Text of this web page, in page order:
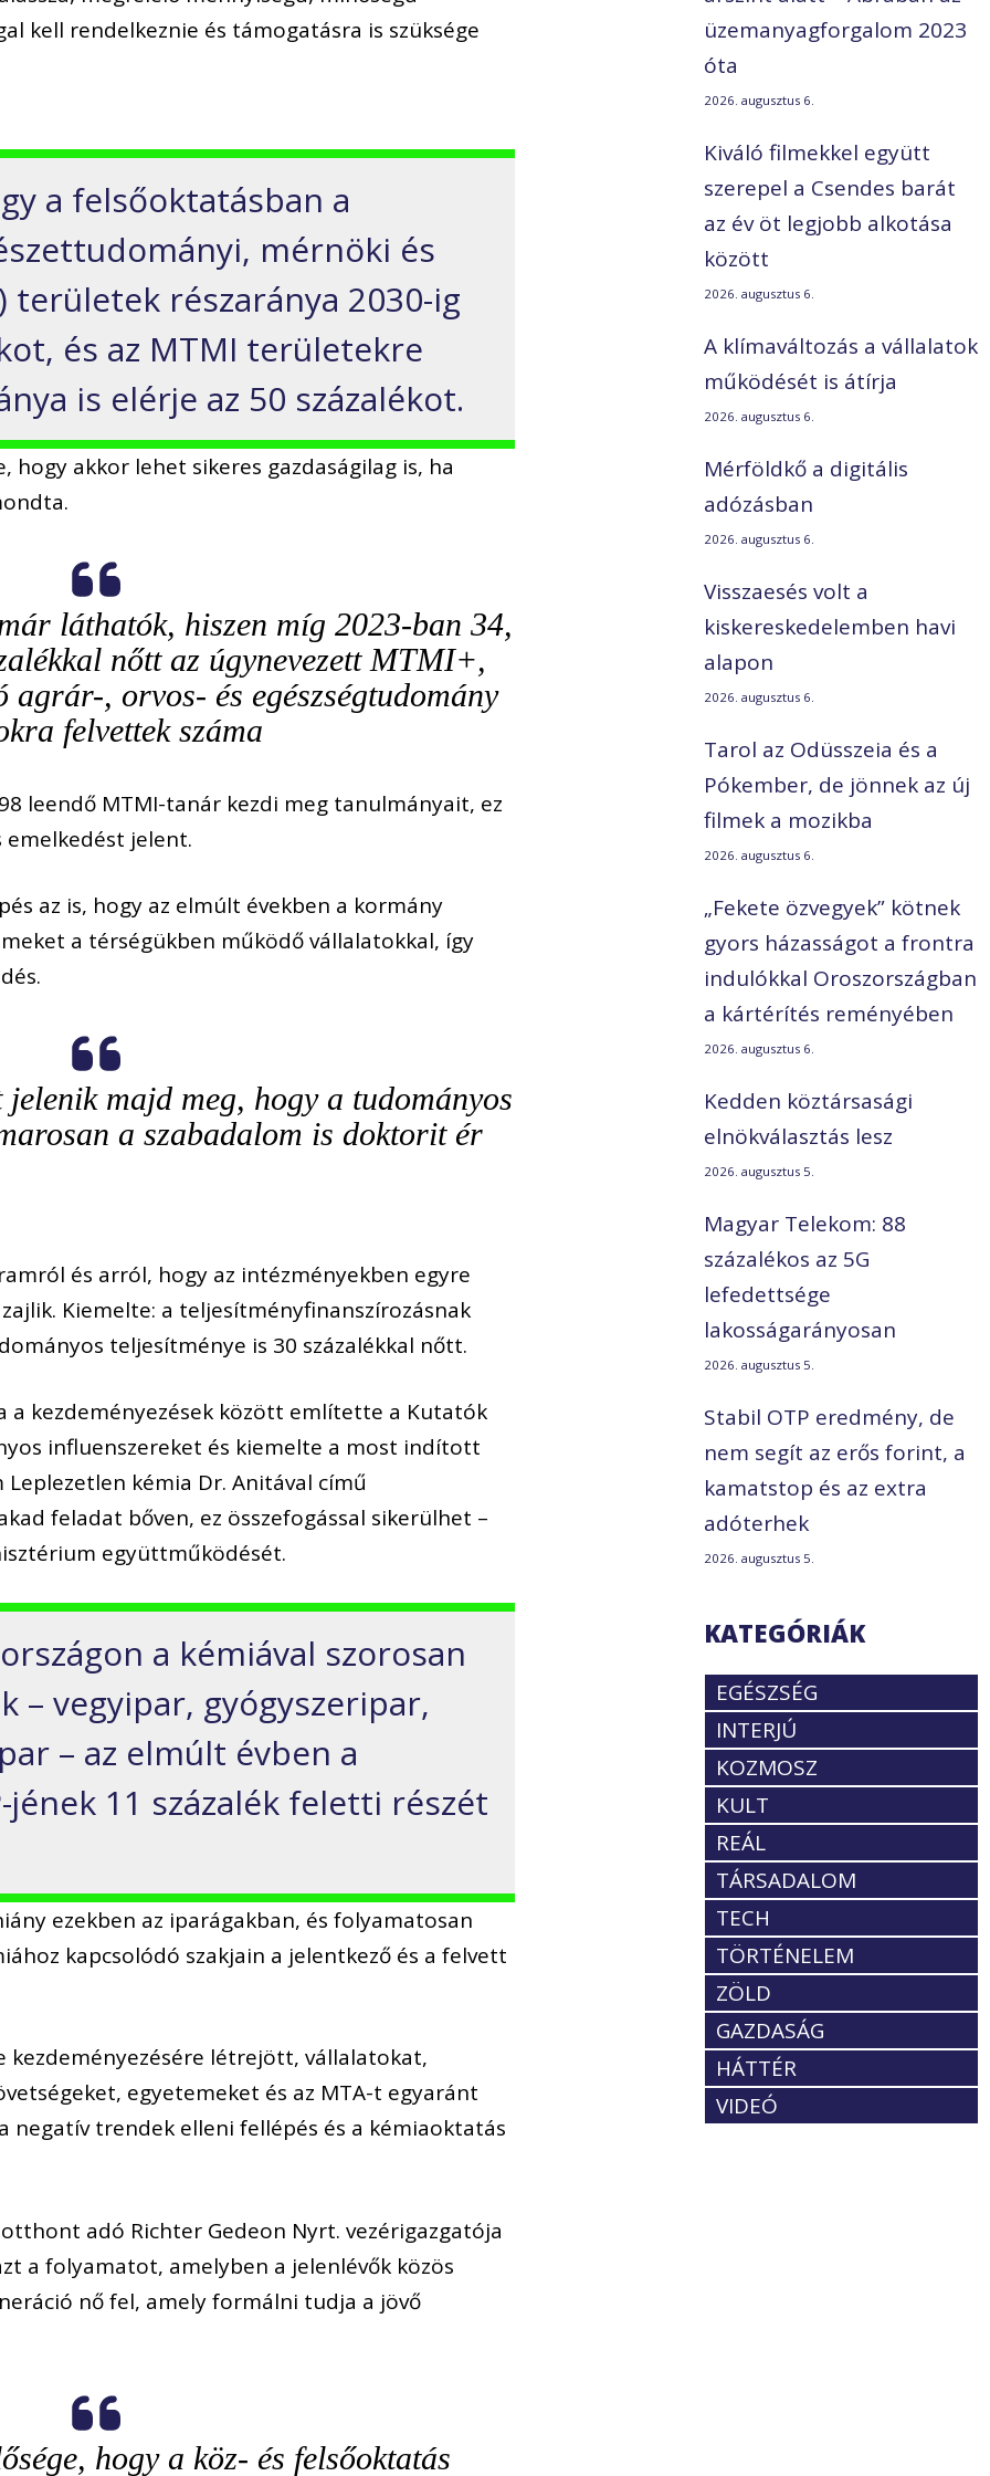
kell rendelkeznie és támogatásra is szüksége
a felsőoktatásban a
mérnöki és
részaránya 2030-ig
és az MTMI területekre
is elérje az 50 százalékot.
akkor lehet sikeres gazdaságilag is, ha
láthatók, hiszen míg 2023-ban 34,
nőtt az úgynevezett MTMI+,
agrár-, orvos- és egészségtudomány
felvettek száma
leendő MTMI-tanár kezdi meg tanulmányait, ez
emelkedést jelent.
az is, hogy az elmúlt években a kormány
a térségükben működő vállalatokkal, így
jelenik majd meg, hogy a tudományos
a szabadalom is doktorit ér
és arról, hogy az intézményekben egyre
Kiemelte: a teljesítményfinanszírozásnak
teljesítménye is 30 százalékkal nőtt.
a kezdeményezések között említette a Kutatók
influenszereket és kiemelte a most indított
kémia Dr. Anitával című
feladat bőven, ez összefogással sikerülhet –
együttműködését.
a kémiával szorosan
– vegyipar, gyógyszeripar,
– az elmúlt évben a
11 százalék feletti részét
ezekben az iparágakban, és folyamatosan
kapcsolódó szakjain a jelentkező és a felvett
kezdeményezésére létrejött, vállalatokat,
egyetemeket és az MTA-t egyaránt
negatív trendek elleni fellépés és a kémiaoktatás
adó Richter Gedeon Nyrt. vezérigazgatója
a folyamatot, amelyben a jelenlévők közös
nő fel, amely formálni tudja a jövő
hogy a köz- és felsőoktatás
üzemanyagforgalom 2023
óta
2026. augusztus 6.
Kiváló filmekkel együtt
szerepel a Csendes barát
az év öt legjobb alkotása
között
2026. augusztus 6.
A klímaváltozás a vállalatok
működését is átírja
2026. augusztus 6.
Mérföldkő a digitális
adózásban
2026. augusztus 6.
Visszaesés volt a
kiskereskedelemben havi
alapon
2026. augusztus 6.
Tarol az Odüsszeia és a
Pókember, de jönnek az új
filmek a mozikba
2026. augusztus 6.
„Fekete özvegyek” kötnek
gyors házasságot a frontra
indulókkal Oroszországban
a kártérítés reményében
2026. augusztus 6.
Kedden köztársasági
elnökválasztás lesz
2026. augusztus 5.
Magyar Telekom: 88
százalékos az 5G
lefedettsége
lakosságarányosan
2026. augusztus 5.
Stabil OTP eredmény, de
nem segít az erős forint, a
kamatstop és az extra
adóterhek
2026. augusztus 5.
KATEGÓRIÁK
EGÉSZSÉG
INTERJÚ
KOZMOSZ
KULT
REÁL
TÁRSADALOM
TECH
TÖRTÉNELEM
ZÖLD
GAZDASÁG
HÁTTÉR
VIDEÓ